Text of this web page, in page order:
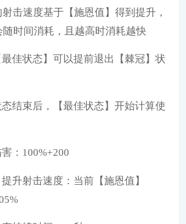
击速度基于【施恩值】得到提升，
时间消耗，且越高时消耗越快
佳状态】可以提前退出【棘冠】状
态结束后，【最佳状态】开始计算使
：100%+200
提升射击速度：当前【施恩值】